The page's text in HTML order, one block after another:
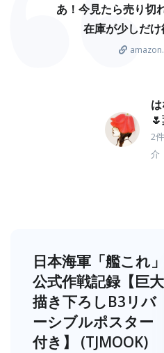
あ！今見たら売り切
在庫が少しだ
作
2
介
日本海軍「艦これ」
公式作戦記録【巨
描き下ろしB3リバ
ーシブルポスター
付き】 (TJMOOK)